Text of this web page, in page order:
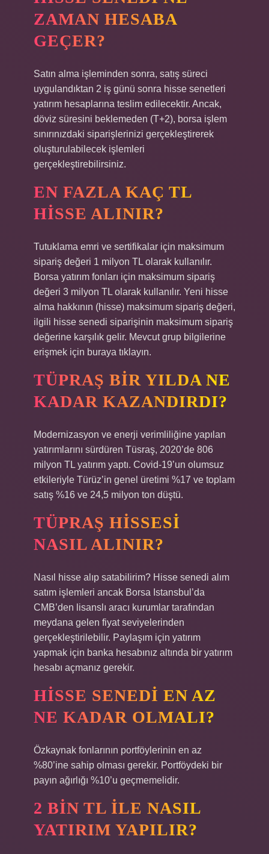
ZAMAN HESABA
GEÇER?
Satın alma işleminden sonra, satış süreci
uygulandıktan 2 iş günü sonra hisse senetleri
yatırım hesaplarına teslim edilecektir. Ancak,
döviz süresini beklemeden (T+2), borsa işlem
sınırınızdaki siparişlerinizi gerçekleştirerek
oluşturulabilecek işlemleri
gerçekleştirebilirsiniz.
EN FAZLA KAÇ TL
HISSE ALINIR?
Tutuklama emri ve sertifikalar için maksimum
sipariş değeri 1 milyon TL olarak kullanılır.
Borsa yatırım fonları için maksimum sipariş
değeri 3 milyon TL olarak kullanılır. Yeni hisse
alma hakkının (hisse) maksimum sipariş değeri,
ilgili hisse senedi siparişinin maksimum sipariş
değerine karşılık gelir. Mevcut grup bilgilerine
erişmek için buraya tıklayın.
TÜPRAŞ BIR YILDA NE
KADAR KAZANDIRDI?
Modernizasyon ve enerji verimliliğine yapılan
yatırımlarını sürdüren Tüsraş, 2020’de 806
milyon TL yatırım yaptı. Covid-19’un olumsuz
etkileriyle Türüz’in genel üretimi %17 ve toplam
satış %16 ve 24,5 milyon ton düştü.
TÜPRAŞ HISSESI
NASIL ALINIR?
Nasıl hisse alıp satabilirim? Hisse senedi alım
satım işlemleri ancak Borsa Istansbul’da
CMB’den lisanslı aracı kurumlar tarafından
meydana gelen fiyat seviyelerinden
gerçekleştirilebilir. Paylaşım için yatırım
yapmak için banka hesabınız altında bir yatırım
hesabı açmanız gerekir.
HISSE SENEDI EN AZ
NE KADAR OLMALI?
Özkaynak fonlarının portföylerinin en az
%80’ine sahip olması gerekir. Portföydeki bir
payın ağırlığı %10’u geçmemelidir.
2 BIN TL ILE NASIL
YATIRIM YAPILIR?